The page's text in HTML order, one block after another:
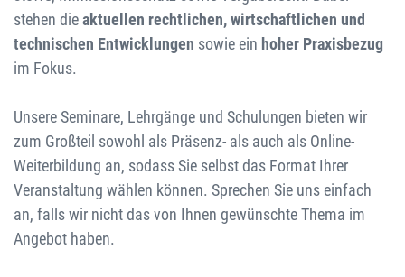
stehen dieaktuellen rechtlichen, wirtschaftlichen und
technischen Entwicklungen sowie ein hoher Praxisbezug
im Fokus.
Unsere Seminare, Lehrgänge und Schulungen bieten wir
zum Großteil sowohl als Präsenz- als auch als Online-
Weiterbildung an, sodass Sie selbst das Format Ihrer
Veranstaltung wählen können. Sprechen Sie uns einfach
an, falls wir nicht das von Ihnen gewünschte Thema im
Angebot haben.